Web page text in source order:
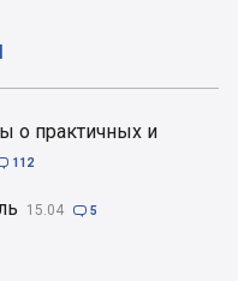
о практичных и
112
15.04  5